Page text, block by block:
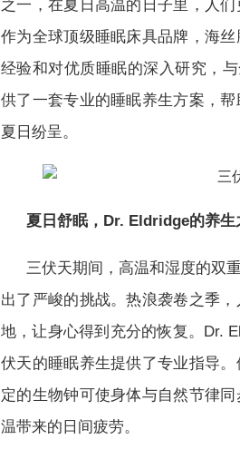
之一，在夏日高温的日子里，人
作为全球顶级睡眠床具品牌，海
经验和对优质睡眠的深入研究，
供了一套专业的睡眠养生方案，
夏日纷呈。
夏日舒眠， Dr. Eldridge的养生
三伏天期间，高温和湿度的双
出了严峻的挑战。热浪袭卷之季
地，让身心得到充分的恢复。Dr.
伏天的睡眠养生提供了专业指导
定的生物钟可使身体与自然节律
温带来的日间疲劳。